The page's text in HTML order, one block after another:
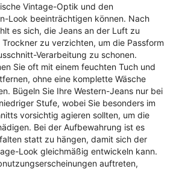
Vintage-Optik und den
Look beeinträchtigen können. Nach
es sich, die Jeans an der Luft zu
zu verzichten, um die Passform
Verarbeitung zu schonen.
Sie oft mit einem feuchten Tuch und
ohne eine komplette Wäsche
Bügeln Sie Ihre Western-Jeans nur bei
Stufe, wobei Sie besonders im
vorsichtig agieren sollten, um die
Bei der Aufbewahrung ist es
statt zu hängen, damit sich der
Look gleichmäßig entwickeln kann.
auftreten,